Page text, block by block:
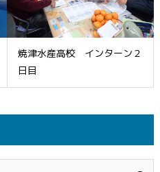
焼津水産高校 インターン２
日目